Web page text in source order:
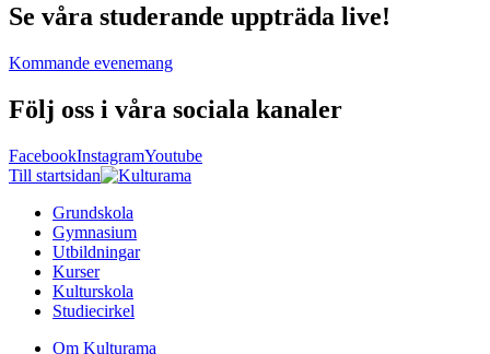
Se våra studerande uppträda live!
Kommande evenemang
Följ oss i våra sociala kanaler
FacebookInstagramYoutube
Till startsidan
Grundskola
Gymnasium
Utbildningar
Kurser
Kulturskola
Studiecirkel
Om Kulturama